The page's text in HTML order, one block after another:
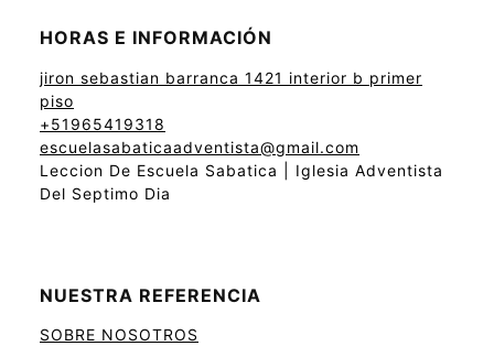
HORAS E INFORMACIÓN
jiron sebastian barranca 1421 interior b primer
piso
+51965419318
escuelasabaticaadventista@gmail.com
Leccion De Escuela Sabatica | Iglesia Adventista
Del Septimo Dia
NUESTRA REFERENCIA
SOBRE NOSOTROS